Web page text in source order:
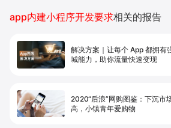
app内建小程序开发要求相关的报告
解决方案｜让每个 App 都拥有
城能⼒，助你流量快速变现
2020“后浪”网购图鉴：下沉市
高，小镇青年爱购物